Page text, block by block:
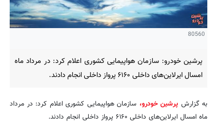
80560
پرشین خودرو: سازمان هواپیمایی کشوری اعلام کرد: در مرداد ماه
امسال ایرلاین‌های داخلی ۶۱۶۰ پرواز داخلی انجام دادند.
به گزارش پرشین خودرو، سازمان هواپیمایی کشوری اعلام کرد: در مرداد
ماه امسال ایرلاین‌های داخلی ۶۱۶۰ پرواز داخلی انجام دادند.